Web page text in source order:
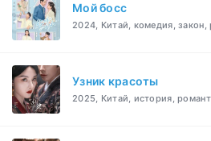
Мой босс
2024, Китай, комедия, закон,
Узник красоты
2025, Китай, история,